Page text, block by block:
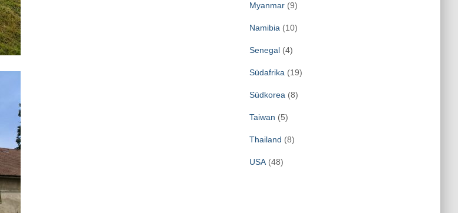
Myanmar(9)
Namibia (10)
Senegal(4)
Südafrika (19)
Südkorea (8)
Taiwan (5)
Thailand (8)
USA(48)